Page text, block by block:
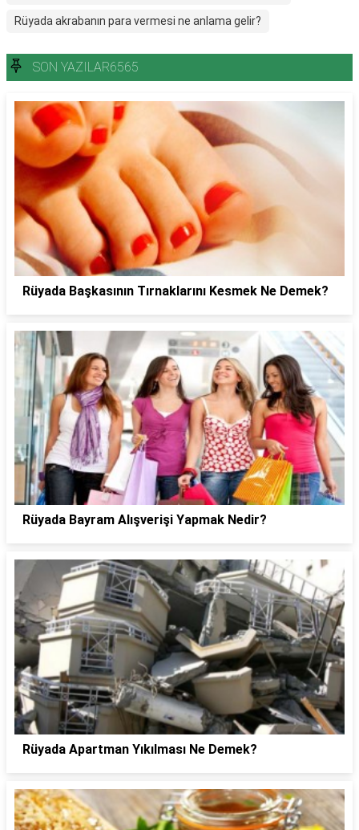
Rüyada akrabanın para vermesi ne anlama gelir?
SON YAZILAR6565
Rüyada Başkasının Tırnaklarını Kesmek Ne Demek?
Rüyada Bayram Alışverişi Yapmak Nedir?
Rüyada Apartman Yıkılması Ne Demek?